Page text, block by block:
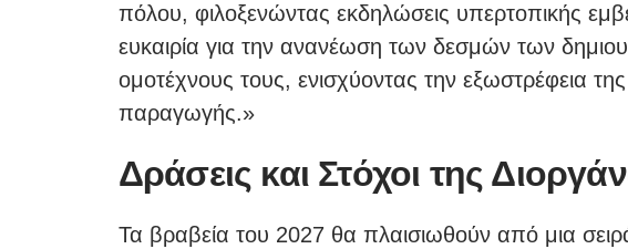
πόλου, φιλοξενώντας εκδηλώσεις υπερτοπικής
ευκαιρία για την ανανέωση των δεσμών των
ομοτέχνους τους, ενισχύοντας την εξωστρέφεια
παραγωγής.»
Δράσεις και Στόχοι της
Τα βραβεία του 2027 θα πλαισιωθούν από μια